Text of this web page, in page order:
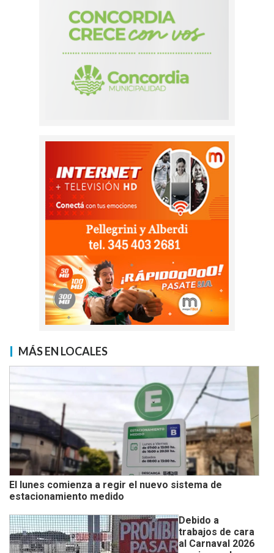
MÁS EN LOCALES
El lunes comienza a regir el nuevo sistema de
estacionamiento medido
Debido a
trabajos de cara
al Carnaval 2026